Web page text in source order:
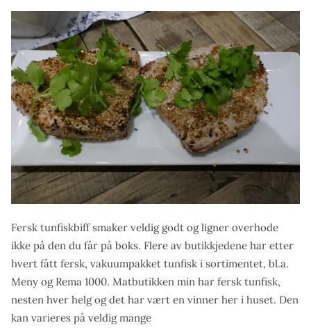
Fersk tunfiskbiff smaker veldig godt og ligner overhode
ikke på den du får på boks. Flere av butikkjedene har etter
hvert fått fersk, vakuumpakket tunfisk i sortimentet, bl.a.
Meny og Rema 1000. Matbutikken min har fersk tunfisk,
nesten hver helg og det har vært en vinner her i huset. Den
kan varieres på veldig mange